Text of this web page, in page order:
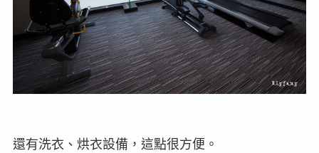
還有洗衣、烘衣設備，這點很方便。